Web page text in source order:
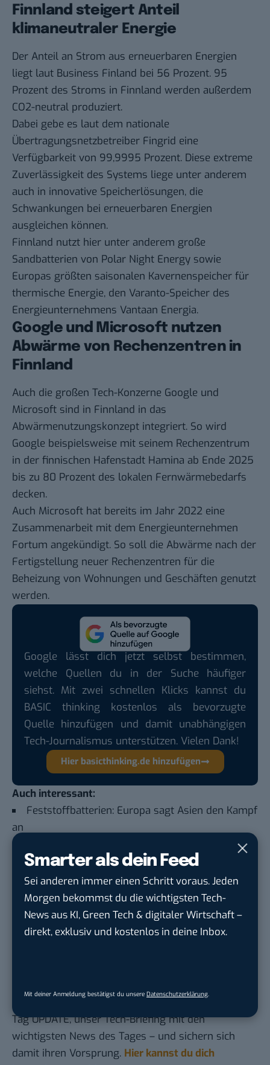
Smarter als dein Feed
Sei anderen immer einen Schritt voraus. Jeden
Morgen bekommst du die wichtigsten Tech-
News aus KI, Green Tech & digitaler Wirtschaft –
direkt, exklusiv und kostenlos in deine Inbox.
Mit deiner Anmeldung bestätigst du unsere Datenschutzerklärung.
Finnland steigert Anteil
klimaneutraler Energie
Der Anteil an Strom aus erneuerbaren Energien
liegt laut Business Finland bei 56 Prozent. 95
Prozent des Stroms in Finnland werden außerdem
CO2-neutral produziert.
Dabei gebe es laut dem nationale
Übertragungsnetzbetreiber Fingrid eine
Verfügbarkeit von 99,9995 Prozent. Diese extreme
Zuverlässigkeit des Systems liege unter anderem
auch in innovative Speicherlösungen, die
Schwankungen bei erneuerbaren Energien
ausgleichen können.
Finnland nutzt hier unter anderem große
Sandbatterien von Polar Night Energy sowie
Europas größten saisonalen Kavernenspeicher für
thermische Energie, den Varanto-Speicher des
Energieunternehmens Vantaan Energia.
Google und Microsoft nutzen
Abwärme von Rechenzentren in
Finnland
Auch die großen Tech-Konzerne Google und
Microsoft sind in Finnland in das
Abwärmenutzungskonzept integriert. So wird
Google beispielsweise mit seinem Rechenzentrum
in der finnischen Hafenstadt Hamina ab Ende 2025
bis zu 80 Prozent des lokalen Fernwärmebedarfs
decken.
Auch Microsoft hat bereits im Jahr 2022 eine
Zusammenarbeit mit dem Energieunternehmen
Fortum angekündigt. So soll die Abwärme nach der
Fertigstellung neuer Rechenzentren für die
Beheizung von Wohnungen und Geschäften genutzt
werden.
Google lässt dich jetzt selbst bestimmen,
welche Quellen du in der Suche häufiger
siehst. Mit zwei schnellen Klicks kannst du
BASIC thinking kostenlos als bevorzugte
Quelle hinzufügen und damit unabhängigen
Tech-Journalismus unterstützen. Vielen Dank!
Hier basicthinking.de hinzufügen
Auch interessant:
Feststoffbatterien: Europa sagt Asien den Kampf
an
Ab wann lohnt sich ein Balkonkraftwerk?
verpassen – worauf es jetzt ankommt
Voll aufgeladen in nur 18 Sekunden? Neue E-
Autobatterie soll in Serie gehen
geht? Über 12.000 smarte Leser bekommen jeden
Tag UPDATE, unser Tech-Briefing mit den
wichtigsten News des Tages – und sichern sich
damit ihren Vorsprung. Hier kannst du dich